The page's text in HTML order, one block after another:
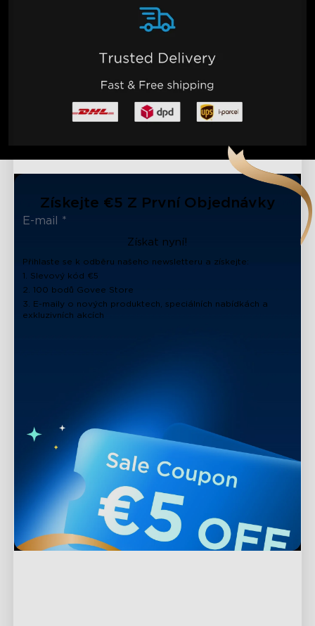
Získejte €5 Z První Objednávky
Získat nyní!
Přihlaste se k odběru našeho newsletteru a získejte:
1. Slevový kód €5
2. 100 bodů Govee Store
3. E-maily o nových produktech, speciálních nabídkách a
exkluzivních akcích